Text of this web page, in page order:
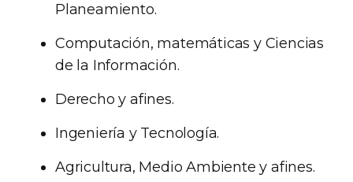
Planeamiento.
Computación, matemáticas y Ciencias
de la Información.
Derecho y afines.
Ingeniería y Tecnología.
Agricultura, Medio Ambiente y afines.